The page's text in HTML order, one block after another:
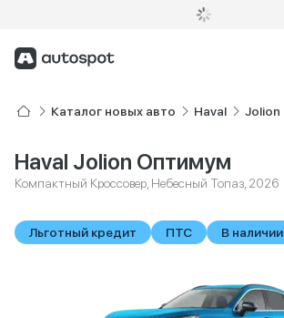
Каталог новых авто Haval Jolion
Haval Jolion Оптимум
Компактный Кроссовер, Небесный Топаз, 2026
Льготный кредит ПТС В наличии